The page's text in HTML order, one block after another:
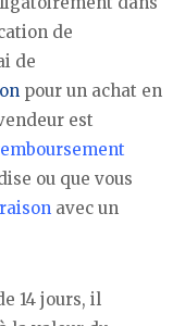
de
de
pour un achat en
est
ou que vous
avec un
14 jours, il